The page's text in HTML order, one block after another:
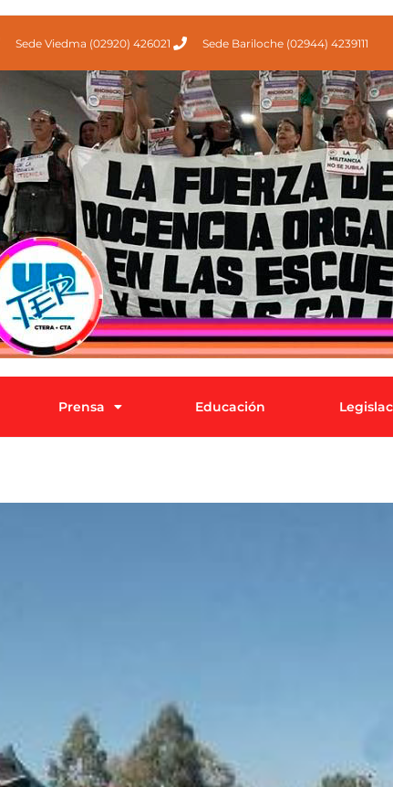
Sede Viedma (02920) 426021 Sede Bariloche (02944) 4239111
Prensa Educación